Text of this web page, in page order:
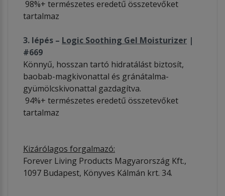
98%+ természetes eredetű összetevőket
tartalmaz
3. lépés – Logic Soothing Gel Moisturizer |
#669
Könnyű, hosszan tartó hidratálást biztosít,
baobab-magkivonattal és gránátalma-
gyümölcskivonattal gazdagítva.
94%+ természetes eredetű összetevőket
tartalmaz
Kizárólagos forgalmazó:
Forever Living Products Magyarország Kft.,
1097 Budapest, Könyves Kálmán krt. 34.